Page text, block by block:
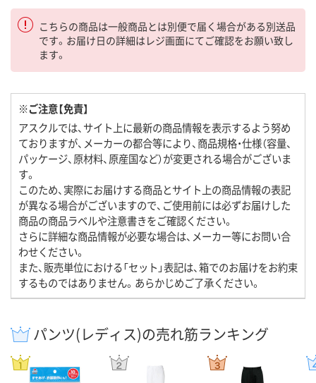
こちらの商品は一般商品とは別便で届く場合がある別送品
です。お届け日の詳細はレジ画面にてご確認をお願い致し
ます。
※ご注意【免責】
アスクルでは、サイト上に最新の商品情報を表示するよう努め
ておりますが、メーカーの都合等により、商品規格・仕様（容量、
パッケージ、原材料、原産国など）が変更される場合がございま
す。
このため、実際にお届けする商品とサイト上の商品情報の表記
が異なる場合がございますので、ご使用前には必ずお届けした
商品の商品ラベルや注意書きをご確認ください。
さらに詳細な商品情報が必要な場合は、メーカー等にお問い合
わせください。
また、販売単位における「セット」表記は、箱でのお届けをお約束
するものではありません。あらかじめご了承ください。
パンツ(レディス)の売れ筋ランキング